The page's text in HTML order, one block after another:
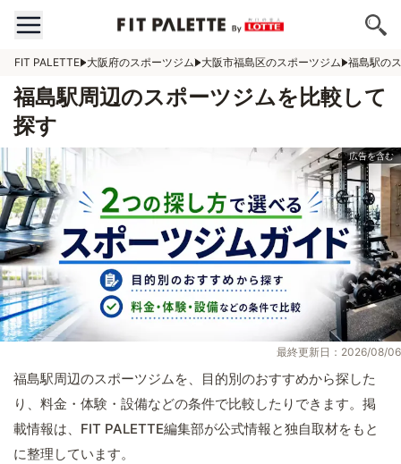
FIT PALETTE 大阪府のスポーツジム 大阪市福島区のスポーツジム 福島駅の
福島駅周辺のスポーツジムを比較して
探す
最終更新日：2026/08/06
福島駅周辺のスポーツジムを、目的別のおすすめから探した
り、料金・体験・設備などの条件で比較したりできます。掲
載情報は、FIT PALETTE編集部が公式情報と独自取材をもと
に整理しています。